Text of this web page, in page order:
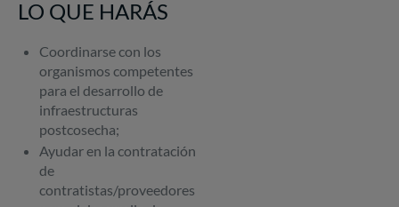
LO QUE HARÁS
Coordinarse con los
organismos competentes
para el desarrollo de
infraestructuras
postcosecha;
Ayudar en la contratación
de
contratistas/proveedores